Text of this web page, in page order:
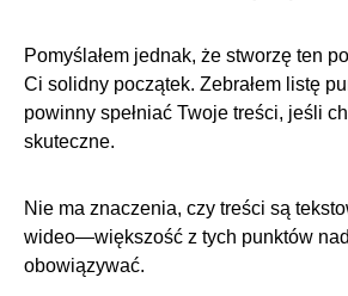
Pomyślałem jednak, że stworzę ten
Ci solidny początek. Zebrałem listę
powinny spełniać Twoje treści, jeśli
skuteczne.
Nie ma znaczenia, czy treści są
wideo—większość z tych punktów
obowiązywać.